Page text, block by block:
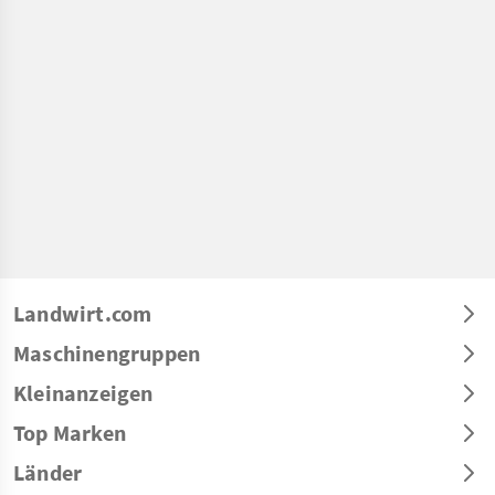
Landwirt.com
Maschinengruppen
Kleinanzeigen
Top Marken
Länder